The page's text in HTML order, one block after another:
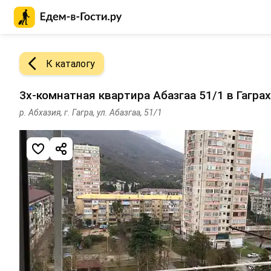
К каталогу
3х-комнатная квартира Абазгаа 51/1 в Гаграх
р. Абхазия, г. Гагра, ул. Абазгаа, 51/1